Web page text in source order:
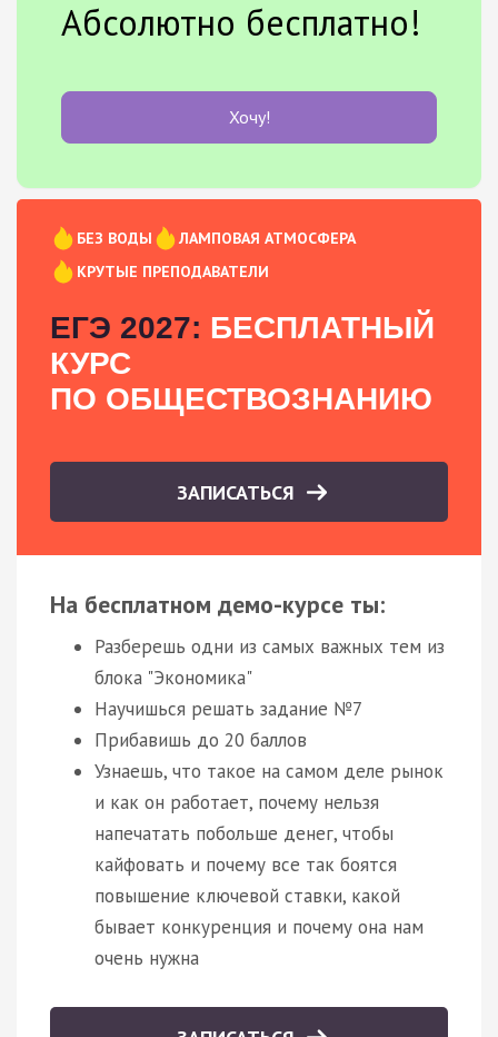
Абсолютно бесплатно!
Хочу!
БЕЗ ВОДЫ
ЛАМПОВАЯ АТМОСФЕРА
КРУТЫЕ ПРЕПОДАВАТЕЛИ
ЕГЭ 2027: БЕСПЛАТНЫЙ
КУРС
ПО ОБЩЕСТВОЗНАНИЮ
ЗАПИСАТЬСЯ
На бесплатном демо-курсе ты:
Разберешь одни из самых важных тем из
блока "Экономика"
Научишься решать задание №7
Прибавишь до 20 баллов
Узнаешь, что такое на самом деле рынок
и как он работает, почему нельзя
напечатать побольше денег, чтобы
кайфовать и почему все так боятся
повышение ключевой ставки, какой
бывает конкуренция и почему она нам
очень нужна